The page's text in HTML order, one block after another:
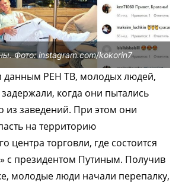
Фото: instagram.com/kokorin7
данным РЕН ТВ, молодых людей,
когда они пытались
из заведений. При этом они
на территорию
центра торговли, где состоится
с президентом Путиным. Получив
молодые люди начали перепалку,